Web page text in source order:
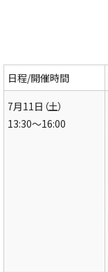
日程/開催時間
7月11日（土）
13:30～16:00